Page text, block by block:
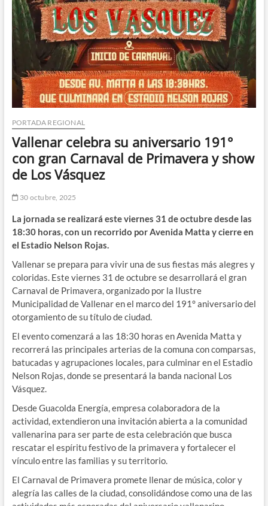
PORTADA REGIONAL
Vallenar celebra su aniversario 191°
con gran Carnaval de Primavera y show
de Los Vásquez
30 octubre, 2025
La jornada se realizará este viernes 31 de octubre desde las
18:30 horas, con un recorrido por Avenida Matta y cierre en
el Estadio Nelson Rojas.
Vallenar se prepara para vivir una de sus fiestas más alegres y
coloridas. Este viernes 31 de octubre se desarrollará el gran
Carnaval de Primavera, organizado por la Ilustre
Municipalidad de Vallenar en el marco del 191° aniversario del
otorgamiento de su título de ciudad.
El evento comenzará a las 18:30 horas en Avenida Matta y
recorrerá las principales arterias de la comuna con comparsas,
batucadas y agrupaciones locales, para culminar en el Estadio
Nelson Rojas, donde se presentará la banda nacional Los
Vásquez.
Desde Guacolda Energía, empresa colaboradora de la
actividad, extendieron una invitación abierta a la comunidad
vallenarina para ser parte de esta celebración que busca
rescatar el espíritu festivo de la primavera y fortalecer el
vínculo entre las familias y su territorio.
El Carnaval de Primavera promete llenar de música, color y
alegría las calles de la ciudad, consolidándose como una de las